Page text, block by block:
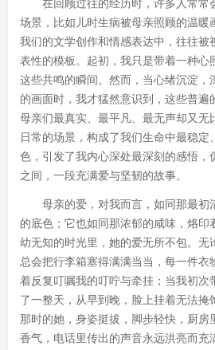
在回顾过往的经历时，许多人常常
场景，比如儿时生病被母亲照顾的温暖
我们的文学创作和情感表达中，往往被
表性的模板。起初，我只是带着一种心
这些共鸣的瞬间。然而，当心绪沉淀，
的画面时，我才猛然意识到，这些普遍
母亲们最真实、最平凡、最无声却又无
日常的场景，构成了我们生命中最稳定
色，引发了我内心深处最深刻的感悟，
之间，一段充满爱与坚韧的故事。
母亲的爱，对我而言，如同那最初
的底色；它也如同那浓郁的咸味，烙印
幼无知的时光里，她的爱无所不包。无
总会把行李箱塞得满满当当，每一件衣
着反复叮嘱我的叮咛与牵挂；当我初次
了一整天，从早到晚，脸上挂着无法掩
那时的她，身姿挺拔，脚步轻快，厨房
香气，电话里传出的声音永远洪亮而充